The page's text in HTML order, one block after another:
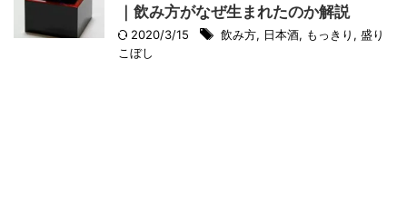
｜飲み方がなぜ生まれたのか解説
2020/3/15 飲み方, 日本酒, もっきり , 盛り
こぼし